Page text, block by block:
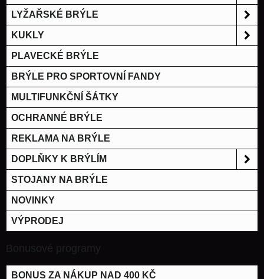
LYŽAŘSKÉ BRÝLE
KUKLY
PLAVECKÉ BRÝLE
BRÝLE PRO SPORTOVNÍ FANDY
MULTIFUNKČNÍ ŠÁTKY
OCHRANNÉ BRÝLE
REKLAMA NA BRÝLE
DOPLŇKY K BRÝLÍM
STOJANY NA BRÝLE
NOVINKY
VÝPRODEJ
Bonusové programy
BONUS ZA NÁKUP NAD 400 KČ